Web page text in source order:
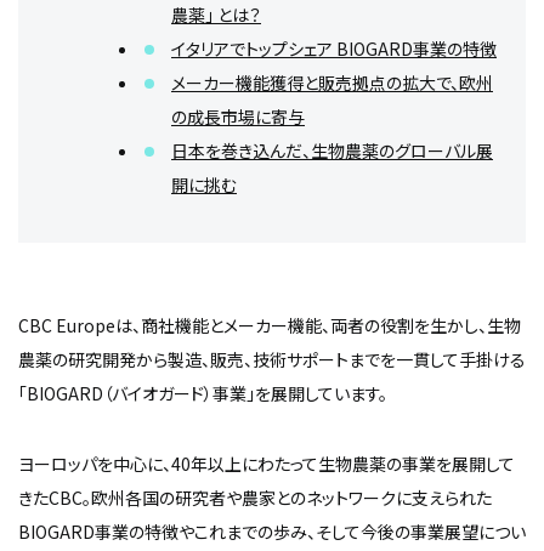
農薬」 とは？
イタリアでトップシェア BIOGARD事業の特徴
メーカー機能獲得と販売拠点の拡大で、欧州
の成長市場に寄与
日本を巻き込んだ、生物農薬のグローバル展
開に挑む
CBC Europeは、商社機能とメーカー機能、両者の役割を生かし、生物
農薬の研究開発から製造、販売、技術サポートまでを一貫して手掛ける
「BIOGARD（バイオガード）事業」を展開しています。
ヨーロッパを中心に、40年以上にわたって生物農薬の事業を展開して
きたCBC。欧州各国の研究者や農家とのネットワークに支えられた
BIOGARD事業の特徴やこれまでの歩み、そして今後の事業展望につい